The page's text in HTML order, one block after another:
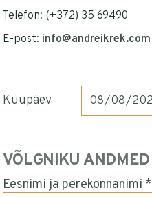
Telefon: (+372) 35 69490
E-post: info@andreikrek.com
Kuupäev
VÕLGNIKU ANDMED
Eesnimi ja perekonnanimi *